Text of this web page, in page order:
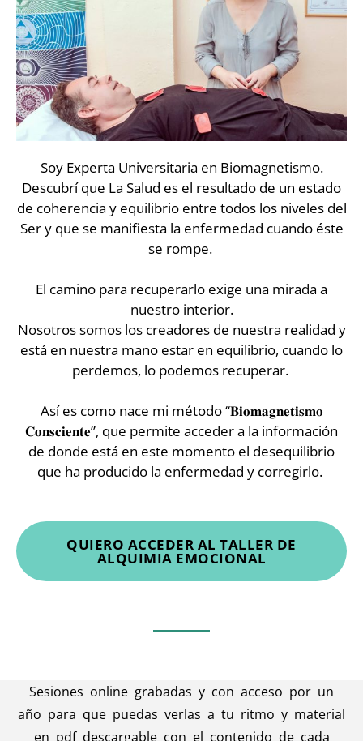
Soy Experta Universitaria en Biomagnetismo.
Descubrí que La Salud es el resultado de un estado
de coherencia y equilibrio entre todos los niveles del
Ser y que se manifiesta la enfermedad cuando éste
se rompe. ⁣
El camino para recuperarlo exige una mirada a
nuestro interior.⁣
Nosotros somos los creadores de nuestra realidad y
está en nuestra mano estar en equilibrio, cuando lo
perdemos, lo podemos recuperar. ⁣
Así es como nace mi método “𝐁𝐢𝐨𝐦𝐚𝐠𝐧𝐞𝐭𝐢𝐬𝐦𝐨
𝐂𝐨𝐧𝐬𝐜𝐢𝐞𝐧𝐭𝐞”, que permite acceder a la información
de donde está en este momento el desequilibrio
que ha producido la enfermedad y corregirlo. ⁣
QUIERO ACCEDER AL TALLER DE
ALQUIMIA EMOCIONAL
Sesiones online grabadas y con acceso por un
año para que puedas verlas a tu ritmo y material
en pdf descargable con el contenido de cada